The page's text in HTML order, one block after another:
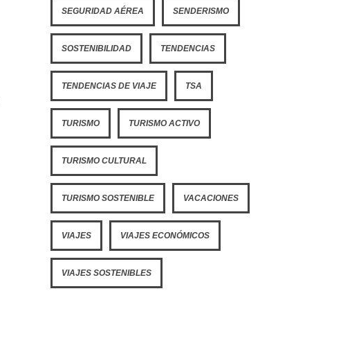
SEGURIDAD AÉREA SENDERISMO
SOSTENIBILIDAD TENDENCIAS
TENDENCIAS DE VIAJE TSA
TURISMO TURISMO ACTIVO
TURISMO CULTURAL
TURISMO SOSTENIBLE VACACIONES
VIAJES VIAJES ECONÓMICOS
VIAJES SOSTENIBLES